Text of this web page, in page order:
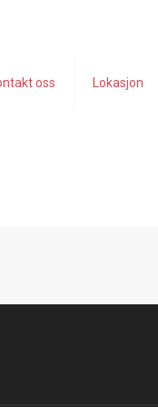
oss Lokasjon